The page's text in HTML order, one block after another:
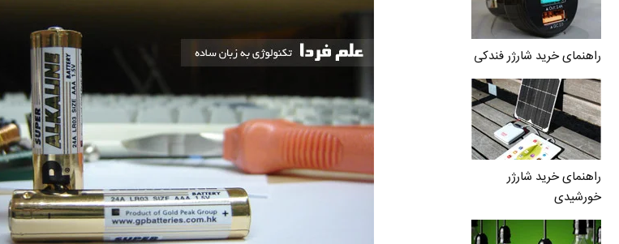
راهنمای خرید شارژر فندکی
راهنمای خرید شارژر
خورشیدی